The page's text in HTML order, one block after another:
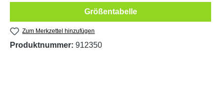
Größentabelle
Zum Merkzettel hinzufügen
Produktnummer: 912350